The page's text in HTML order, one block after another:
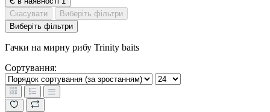
Скасувати
Виберіть фільтри
Виберіть фільтри
Гачки на мирну рибу Trinity baits
Сортування: